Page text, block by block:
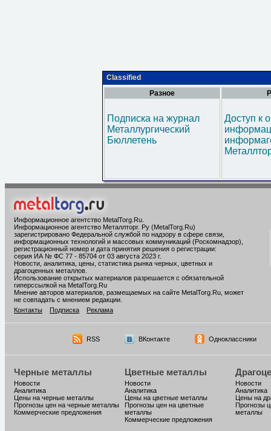
Classified
Разное
Подписка на журнал
Металлургический
Бюллетень
Доступ к
Информационное агентство MetalTorg.Ru
Информационное агентство Металлторг. Ру (MetalTorg.Ru)
зарегистрировано Федеральной службой по надзору в сфере связи,
информационных технологий и массовых коммуникаций (Роскомнадзор),
регистрационный номер и дата принятия решения о регистрации:
серия ИА № ФС 77 - 85704 от 03 августа 2023 г.
Новости, аналитика, цены, статистика рынка черных, цветных и
драгоценных металлов.
Использование открытых материалов разрешается с обязательной
гиперссылкой на MetalTorg.Ru
Мнение авторов материалов, размещаемых на сайте MetalTorg.Ru, может
не совпадать с мнением редакции.
Контакты
Подписка Реклама
RSS ВКонтакте Одноклассники
Черные металлы
Новости
Аналитика
Цены на черные металлы
Прогнозы цен на черные металлы
Коммерческие предложения
Цветные металлы
Новости
Аналитика
Цены на цветные металлы
Прогнозы цен на цветные
металлы
Коммерческие предложения
Новости
Аналитика
Цены на
Прогнозы
металлы